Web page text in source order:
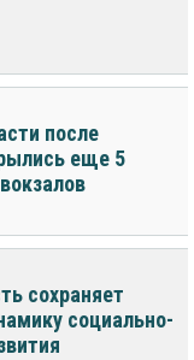
после
еще 5
сохраняет
социально-